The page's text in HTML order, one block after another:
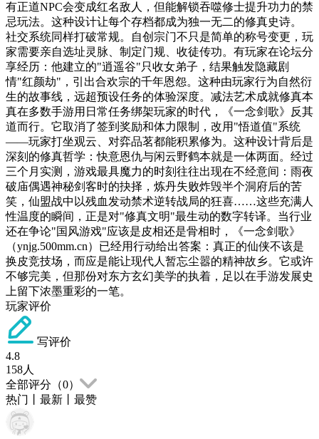
有正道NPC会变成红名敌人，但能解锁吞噬修士提升功力的禁
忌玩法。这种设计让每个存档都成为独一无二的修真史诗。
社交系统同样打破常规。自创宗门不只是简单的称号变更，玩
家需要亲自选址灵脉、制定门规、收徒传功。有玩家在论坛分
享经历：他建立的"逍遥谷"只收女弟子，结果触发隐藏剧
情"红颜劫"，引出合欢宗的千年恩怨。这种由玩家行为自然衍
生的故事线，远超预设任务的体验深度。减法艺术成就修真本
真在多数手游用日常任务绑架玩家的时代，《一念剑歌》反其
道而行。它取消了签到奖励和体力限制，改用"悟道值"系统
——玩家打坐观云、对弈品茗都能积累修为。这种设计背后是
深刻的修真哲学：快意恩仇与闲云野鹤本就是一体两面。经过
三个月实测，游戏最具魔力的时刻往往出现在不经意间：雨夜
破庙偶遇神秘剑客时的抉择，炼丹失败炸毁半个洞府后的苦
笑，仙盟战中以残血发动禁术逆转战局的狂喜……这些充满人
性温度的瞬间，正是对"修真文明"最生动的数字转译。当行业
还在争论"国风游戏"应该是皮相还是骨相时，《一念剑歌》
（ynjg.500mm.cn）已经用行动给出答案：真正的仙侠不该是
换皮竞技场，而应是能让现代人暂忘尘嚣的精神故乡。它或许
不够完美，但那份对东方玄幻美学的执着，足以在手游发展史
上留下浓墨重彩的一笔。
玩家评价
写评价
4.8
158人
全部评分（0）
热门
最新 最赞